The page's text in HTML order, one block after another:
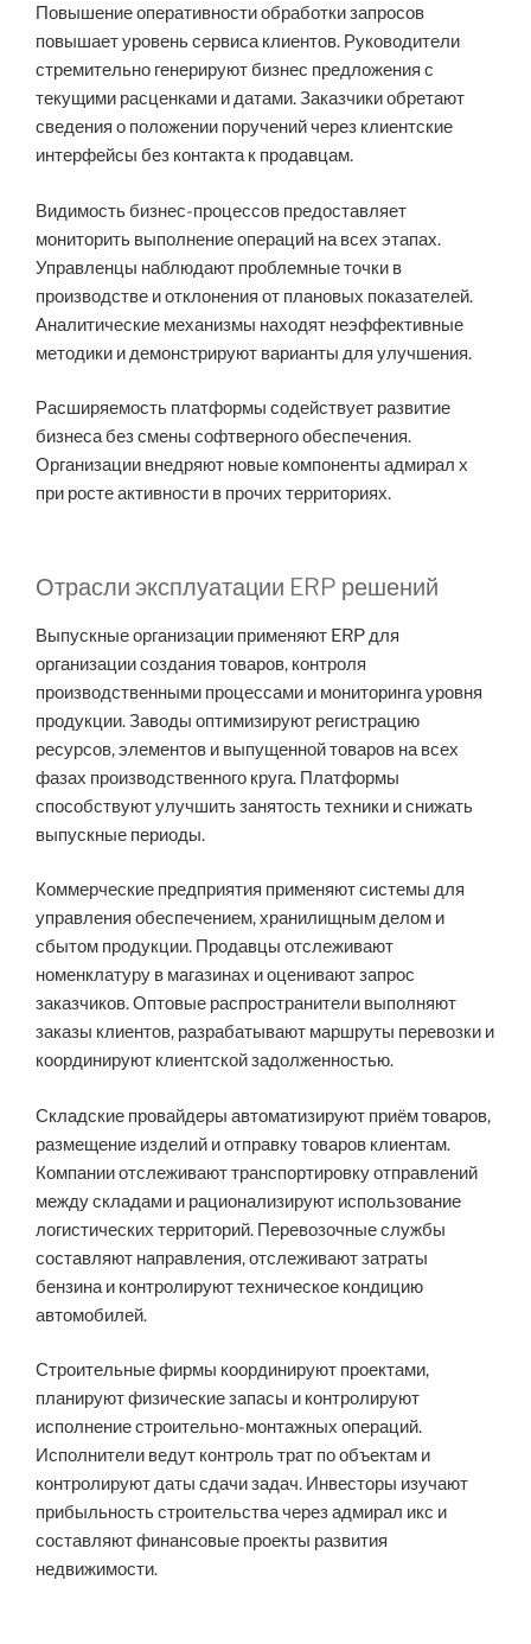
Повышение оперативности обработки запросов
повышает уровень сервиса клиентов. Руководители
стремительно генерируют бизнес предложения с
текущими расценками и датами. Заказчики обретают
сведения о положении поручений через клиентские
интерфейсы без контакта к продавцам.
Видимость бизнес-процессов предоставляет
мониторить выполнение операций на всех этапах.
Управленцы наблюдают проблемные точки в
производстве и отклонения от плановых показателей.
Аналитические механизмы находят неэффективные
методики и демонстрируют варианты для улучшения.
Расширяемость платформы содействует развитие
бизнеса без смены софтверного обеспечения.
Организации внедряют новые компоненты адмирал х
при росте активности в прочих территориях.
Отрасли эксплуатации ERP решений
Выпускные организации применяют ERP для
организации создания товаров, контроля
производственными процессами и мониторинга уровня
продукции. Заводы оптимизируют регистрацию
ресурсов, элементов и выпущенной товаров на всех
фазах производственного круга. Платформы
способствуют улучшить занятость техники и снижать
выпускные периоды.
Коммерческие предприятия применяют системы для
управления обеспечением, хранилищным делом и
сбытом продукции. Продавцы отслеживают
номенклатуру в магазинах и оценивают запрос
заказчиков. Оптовые распространители выполняют
заказы клиентов, разрабатывают маршруты перевозки и
координируют клиентской задолженностью.
Складские провайдеры автоматизируют приём товаров,
размещение изделий и отправку товаров клиентам.
Компании отслеживают транспортировку отправлений
между складами и рационализируют использование
логистических территорий. Перевозочные службы
составляют направления, отслеживают затраты
бензина и контролируют техническое кондицию
автомобилей.
Строительные фирмы координируют проектами,
планируют физические запасы и контролируют
исполнение строительно-монтажных операций.
Исполнители ведут контроль трат по объектам и
контролируют даты сдачи задач. Инвесторы изучают
прибыльность строительства через адмирал икс и
составляют финансовые проекты развития
недвижимости.